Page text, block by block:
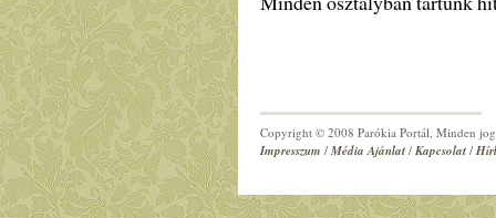
Copyright © 2008 Parókia Portál, Minden
Impresszum / Média Ajánlat / Kapcsolat /